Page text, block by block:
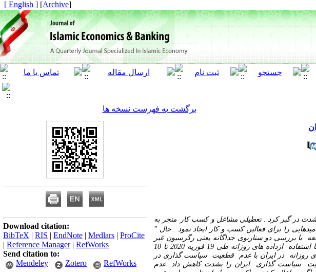
[
Archive
]
[ English ]
برگشت به فهرست نسخه ها
منجر به
را برای فعالین کسب و کار ایجادنمود . حال "
با بررسی دو سناریوی جداگانه یعنی رگرسیون غیر
های روزانه طی 19 فوریه 2020 تا
10
روزانه در ایران با عدم قطعیت سیاست گذاری در
عدم
Download citation:
BibTeX | RIS | EndNote | Medlars | ProCite
| Reference Manager| RefWorks
Send citation to:
Mendeley
Zotero RefWorks